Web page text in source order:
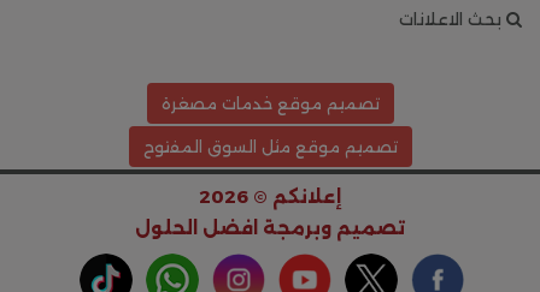
بحث الاعلانات
تصميم موقع خدمات مصغرة
تصميم موقع مثل السوق المفتوح
إعلانكم © 2026
تصميم وبرمجة افضل الحلول